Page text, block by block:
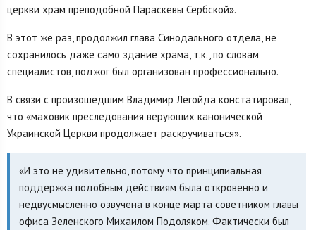
церкви храм преподобной Параскевы Сербской».
В этот же раз, продолжил глава Синодального отдела, не
сохранилось даже само здание храма, т.к., по словам
специалистов, поджог был организован профессионально.
В связи с произошедшим Владимир Легойда констатировал,
что «маховик преследования верующих канонической
Украинской Церкви продолжает раскручиваться».
«И это не удивительно, потому что принципиальная
поддержка подобным действиям была откровенно и
недвусмысленно озвучена в конце марта советником главы
офиса Зеленского Михаилом Подоляком. Фактически был